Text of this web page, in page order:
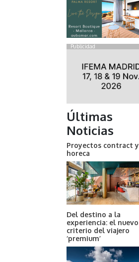
Publicidad
Últimas
Noticias
Proyectos contract y
horeca
Del destino a la
experiencia: el nuevo
criterio del viajero
‘premium’